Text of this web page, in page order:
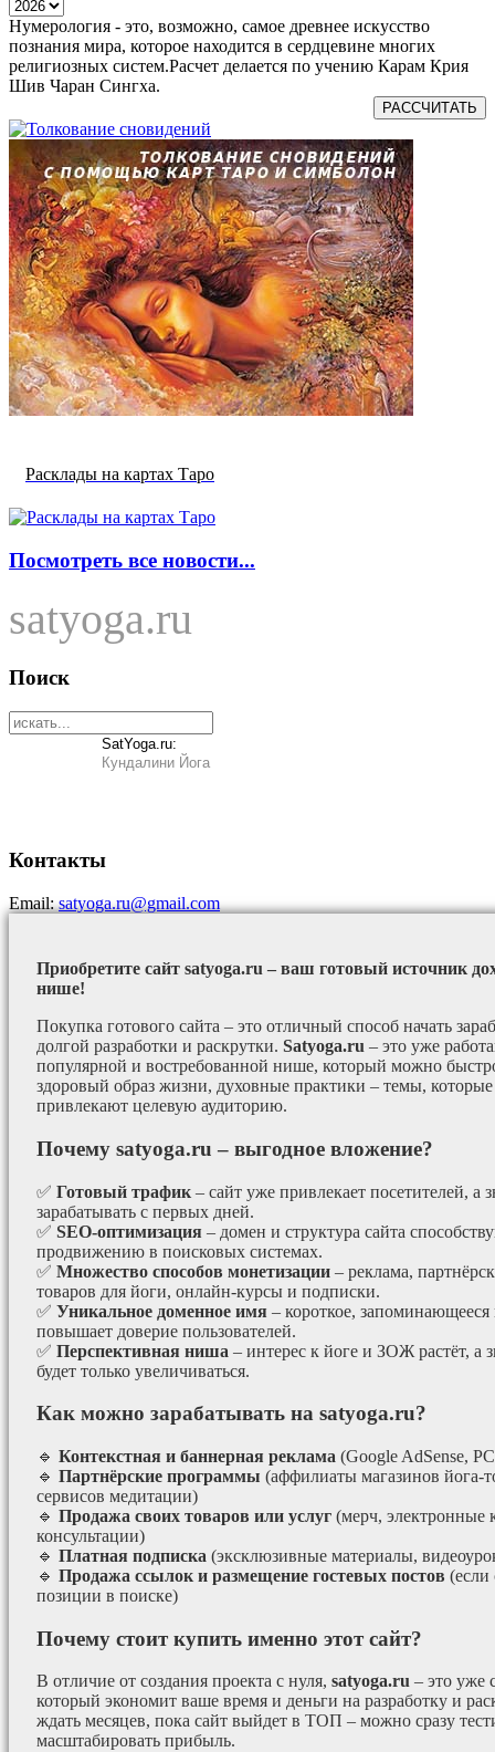
Нумерология - это, возможно, самое древнее искусство
познания мира, которое находится в сердцевине многих
религиозных систем.Расчет делается по учению Карам Крия
Шив Чаран Сингха.
РАССЧИТАТЬ
Расклады на картах Таро
Посмотреть все новости...
satyoga.ru
Поиск
SatYoga.ru:
Кундалини Йога
Контакты
Email:satyoga.ru@gmail.com
Приобретите сайт satyoga.ru – ваш готовый источник
нише!
Покупка готового сайта – это отличный способ начать
долгой разработки и раскрутки. Satyoga.ru – это уже
популярной и востребованной нише, который можно
здоровый образ жизни, духовные практики – темы, которые
привлекают целевую аудиторию.
Почему satyoga.ru – выгодное вложение?
✅ Готовый трафик – сайт уже привлекает посетителей, а
зарабатывать с первых дней.
✅ SEO-оптимизация – домен и структура сайта
продвижению в поисковых системах.
✅ Множество способов монетизации – реклама,
товаров для йоги, онлайн-курсы и подписки.
✅ Уникальное доменное имя – короткое, запоминающееся
повышает доверие пользователей.
✅ Перспективная ниша – интерес к йоге и ЗОЖ растёт, а
будет только увеличиваться.
Как можно зарабатывать на satyoga.ru?
🔹 Контекстная и баннерная реклама (Google AdSense,
🔹 Партнёрские программы (аффилиаты магазинов йога-
сервисов медитации)
🔹 Продажа своих товаров или услуг (мерч, электронные
консультации)
🔹 Платная подписка (эксклюзивные материалы,
🔹 Продажа ссылок и размещение гостевых постов (если
позиции в поиске)
Почему стоит купить именно этот сайт?
В отличие от создания проекта с нуля, satyoga.ru – это уже
который экономит ваше время и деньги на разработку и
ждать месяцев, пока сайт выйдет в ТОП – можно сразу
масштабировать прибыль.